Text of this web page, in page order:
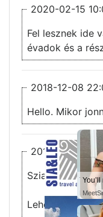
2020-02-15
Fel lesznek ide
évadok és a
2018-12-08
Hello. Mikor
2018-10-23
Sziasztok!
Lehetne kérni